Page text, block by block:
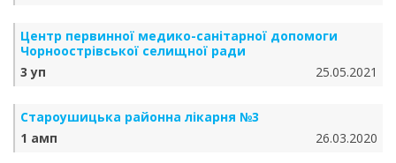
Центр первинної медико-санітарної допомоги
Чорноострівської селищної ради
3 уп
25.05.2021
Староушицька районна лікарня №3
1 амп
26.03.2020